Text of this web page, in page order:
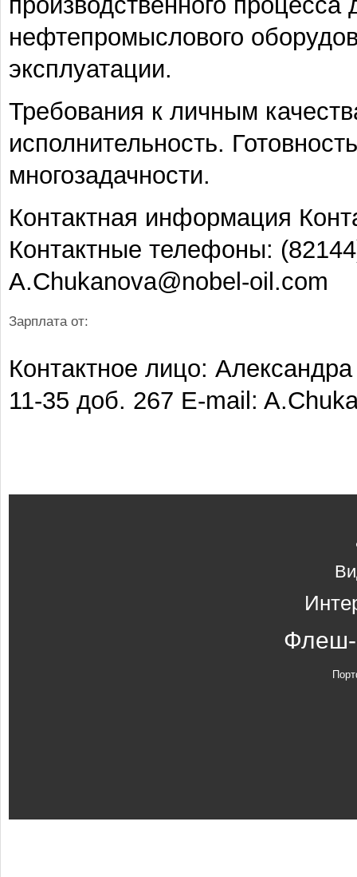
нефтепромыслового
эксплуатации.
Требования к личным
исполнительность.
многозадачности.
Контактная информация
Контактные телефоны:
A.Chukanova@nobel-oil.com
Зарплата от:
Контактное лицо:
11-35 доб. 267 E-mail:
Флеш-